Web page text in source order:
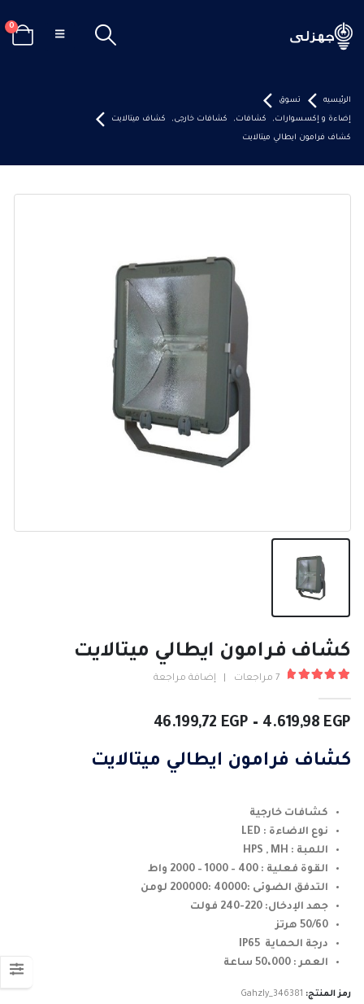
0
الرئيسيه تسوق
إضاءة و إكسسوارات, كشافات, كشافات خارجى, كشاف ميتالايت
كشاف فرامون ايطالي ميتالايت
كشاف فرامون ايطالي ميتالايت
7 مراجعات إضافة مراجعة
4.619,98 EGP
–
46.199,72 EGP
من
كشاف فرامون ايطالي ميتالايت
كشافات خارجية
نوع الاضاءة : LED
اللمبة : HPS , MH
القوة فعلية : 400 – 1000 – 2000 واط
التدفق الضوئى :40000 :200000 لومن
جهد الإدخال: 220-240 فولت
50/60 هرتز
درجة الحماية IP65
العمر : 50،000 ساعة
رمز المنتج: Gahzly_346381